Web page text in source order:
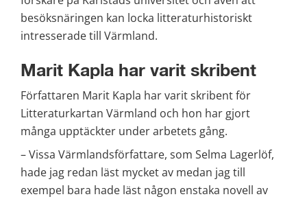
besöksnäringen kan locka litteraturhistoriskt
intresserade till Värmland.
Marit Kapla har varit skribent
Författaren Marit Kapla har varit skribent för
Litteraturkartan Värmland och hon har gjort
många upptäckter under arbetets gång.
– Vissa Värmlandsförfattare, som Selma Lagerlöf,
hade jag redan läst mycket av medan jag till
exempel bara hade läst någon enstaka novell av